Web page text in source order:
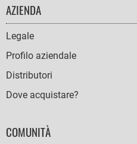
FOOTER
NAVIGATION
AZIENDA
Legale
Profilo aziendale
Distributori
Dove acquistare?
COMUNITÀ